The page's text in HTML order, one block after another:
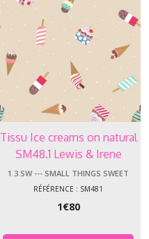
Tissu Ice creams on natural
SM48.1 Lewis & Irene
1.3.SW --- SMALL THINGS SWEET
RÉFÉRENCE : SM481
1€80